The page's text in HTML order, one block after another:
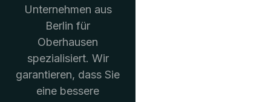
Unternehmen aus
Berlin für
Oberhausen
spezialisiert. Wir
garantieren, dass Sie
eine bessere